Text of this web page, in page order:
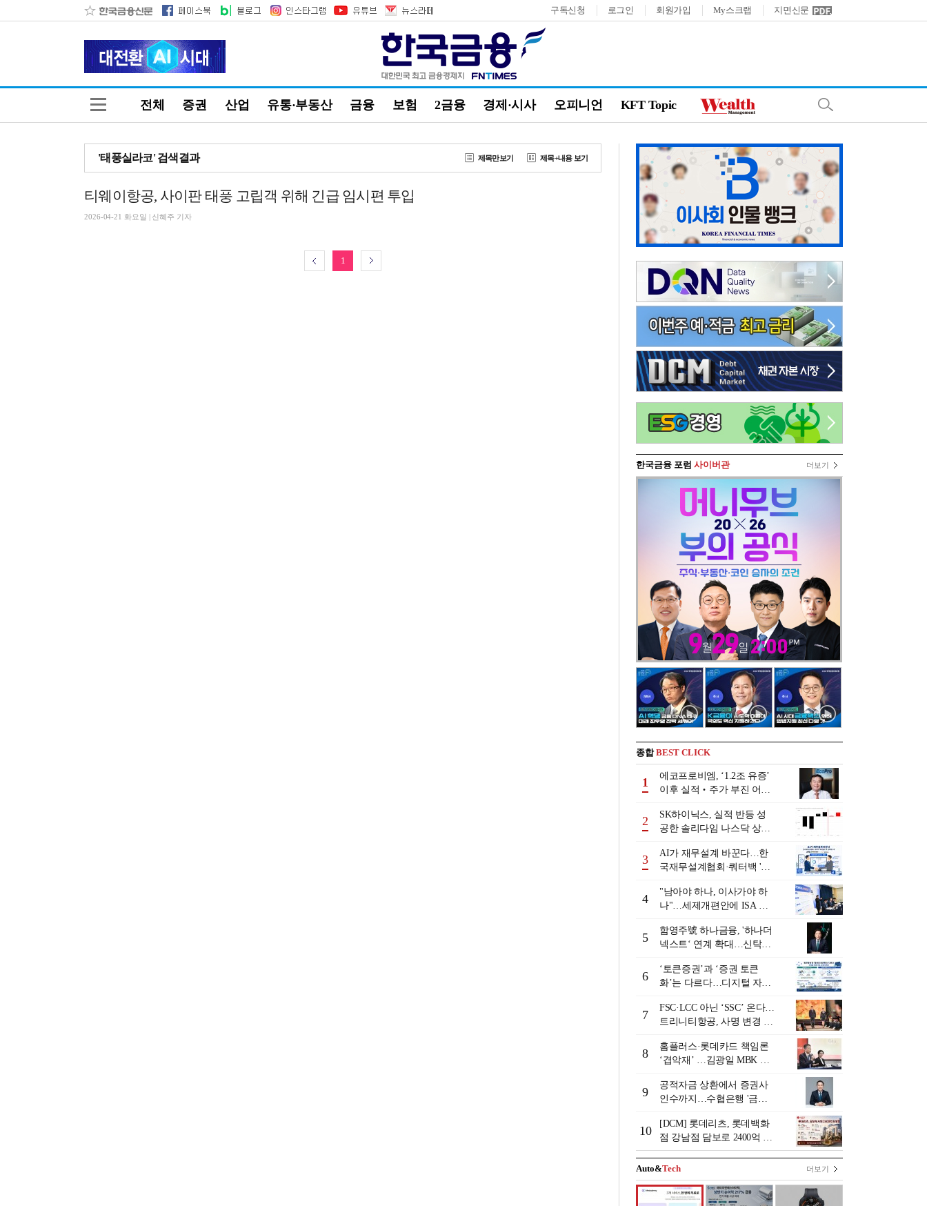
구독신청 로그인 회원가입 My스크랩 지면신문
전체 증권 산업 유통·부동산 금융 보험 2금융 경제·시사 오피니언 KFT Topic
'태풍실라코' 검색결과 제목만보기 제목+내용 보기
티웨이항공, 사이판 태풍 고립객 위해 긴급 임시편 투입
2026-04-21 화요일 | 신혜주 기자
1
한국금융 포럼 사이버관 더보기
종합BEST CLICK
1
에코프로비엠, ‘1.2조 유증’
이후 실적‧주가 부진 어쩌
2
SK하이닉스, 실적 반등 성
공한 솔리다임 나스닥 상장
3
AI가 재무설계 바꾼다…한
국재무설계협회·쿼터백 '베
4
"남아야 하나, 이사가야 하
나"…세제개편안에 ISA 투
5
함영주號 하나금융, '하나더
넥스트‘ 연계 확대…신탁수
니어 비즈니스 돋보기]
6
‘토큰증권’과 ‘증권 토큰
화’는 다르다…디지털 자본
7
FSC·LCC 아닌 ‘SSC’ 온다…
트리니티항공, 사명 변경 넘
8
홈플러스·롯데카드 책임론
‘겹악재’ …김광일 MBK 부
9
공적자금 상환에서 증권사
인수까지…수협은행 '금융
행 금융그룹의 꿈①]
10
[DCM] 롯데리츠, 롯데백화
점 강남점 담보로 2400억 조
달…단기채 차환
Auto&Tech 더보기